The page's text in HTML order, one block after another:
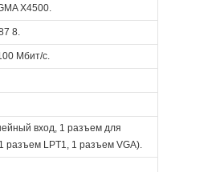
X4500.
8.
Мбит/с.
вход, 1 разъем для
разъем LPT1, 1 разъем VGA).